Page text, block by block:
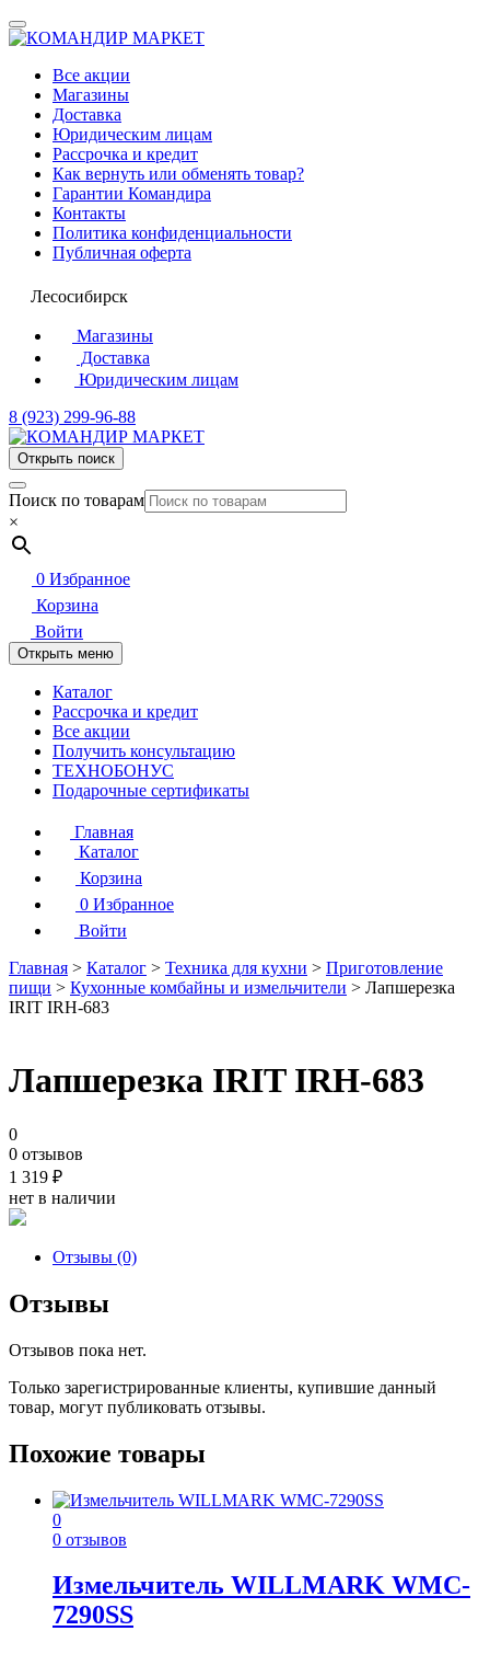
Все акции
Магазины
Доставка
Юридическим лицам
Рассрочка и кредит
Как вернуть или обменять товар?
Гарантии Командира
Контакты
Политика конфиденциальности
Публичная оферта
Лесосибирск
Магазины
Доставка
Юридическим лицам
8 (923) 299-96-88
Открыть поиск
Поиск по товарам
×
0 Избранное
Корзина
Войти
Открыть меню
Каталог
Рассрочка и кредит
Все акции
Получить консультацию
ТЕХНОБОНУС
Подарочные сертификаты
Главная
Каталог
Корзина
0 Избранное
Войти
Главная > Каталог > Техника для кухни > Приготовление
пищи > Кухонные комбайны и измельчители > Лапшерезка
IRIT IRH-683
Лапшерезка IRIT IRH-683
0
0 отзывов
1 319 ₽
нет в наличии
Отзывы (0)
Отзывы
Отзывов пока нет.
Только зарегистрированные клиенты, купившие данный
товар, могут публиковать отзывы.
Похожие товары
0
0 отзывов
Измельчитель WILLMARK WMC-
7290SS